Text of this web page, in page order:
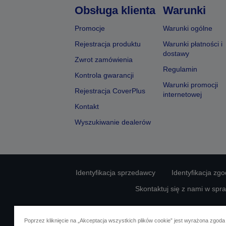
Obsługa klienta
Promocje
Rejestracja produktu
Zwrot zamówienia
Kontrola gwarancji
Rejestracja CoverPlus
Kontakt
Wyszukiwanie dealerów
Warunki
Warunki ogólne
Warunki płatności i
dostawy
Regulamin
Warunki promocji
internetowej
Identyfikacja sprzedawcy
Identyfikacja
Skontaktuj się z nami w
Poprzez kliknięcie na „Akceptacja wszystkich plików cookie” jest wyrażona zgoda